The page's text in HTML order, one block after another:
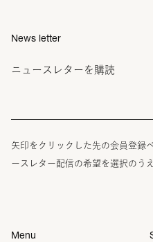
News letter
ニュースレターを購読
矢印をクリックした先の会員登録
ースレター配信の希望を選択のう
Menu